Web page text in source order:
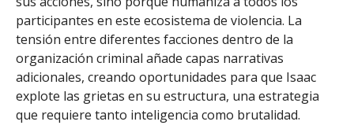
participantes en este ecosistema de violencia. La
tensión entre diferentes facciones dentro de la
organización criminal añade capas narrativas
adicionales, creando oportunidades para que Isaac
explote las grietas en su estructura, una estrategia
que requiere tanto inteligencia como brutalidad.